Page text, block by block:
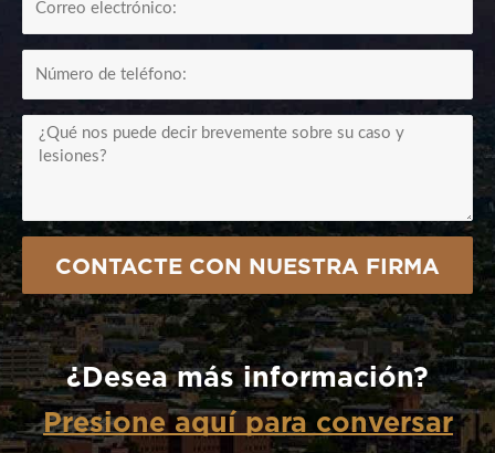
Summary
CONTACTE CON NUESTRA FIRMA
¿Desea más información?
Presione aquí para conversar